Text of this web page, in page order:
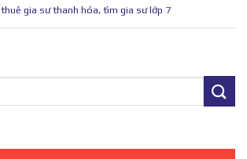
thuê gia sư thanh hóa, tìm gia sư lớp 7